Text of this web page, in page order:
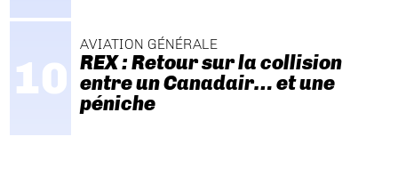
AVIATION GÉNÉRALE
REX : Retour sur la collision
entre un Canadair… et une
péniche